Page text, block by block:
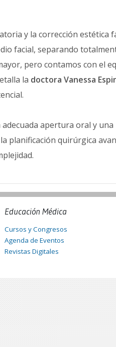
y la corrección estética
facial, separando
pero contamos con el
la doctora Vanessa
apertura oral y
planificación quirúrgica
Educación Médica
Cursos y Congresos
Agenda de Eventos
Revistas Digitales